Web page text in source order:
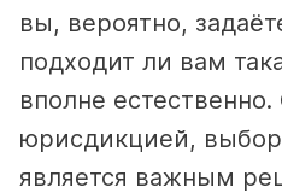
вы, вероятно,
подходит ли вам
вполне
юрисдикцией,
является важным